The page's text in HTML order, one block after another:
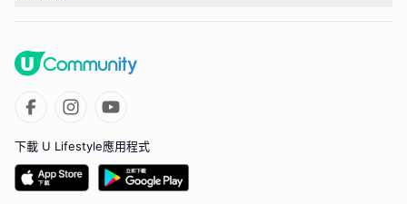
下載 U Lifestyle應用程式